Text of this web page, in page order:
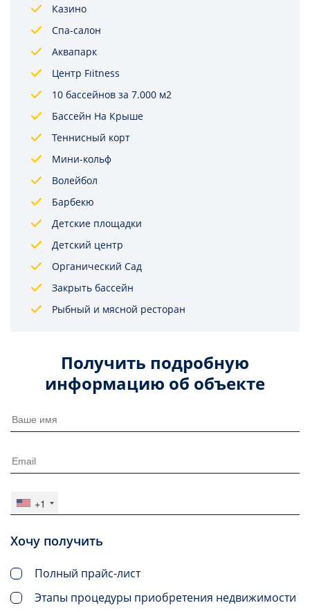
Казино
Спа-салон
Аквапарк
Центр Fıitness
10 бассейнов за 7.000 м2
Бассейн На Крыше
Теннисный корт
Мини-кольф
Волейбол
Барбекю
Детские площадки
Детский центр
Органический Сад
Закрыть бассейн
Рыбный и мясной ресторан
Получить подробную
информацию об объекте
+1
Хочу получить
Полный прайс-лист
Этапы процедуры приобретения недвижимости